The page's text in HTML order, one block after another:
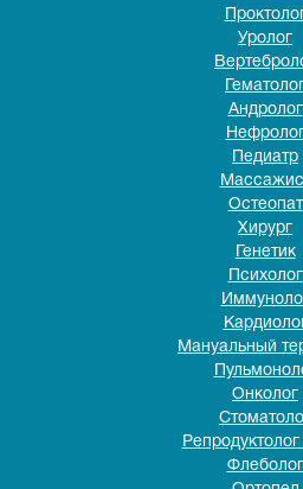
Уролог
Андролог
Педиатр
Остеопат
Хирург
Генетик
Психолог
Мануальный
Онколог
Флеболог